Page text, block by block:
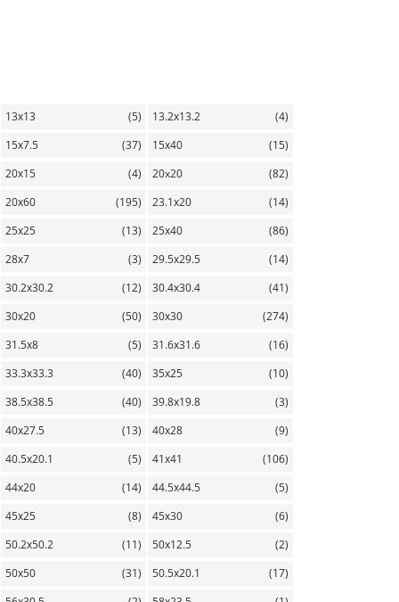
13х13 (5) 13.2х13.2
(4)
15х7.5 (37) 15х40
(15)
20х15 (4) 20x20
(82)
20х60 (195) 23.1х20
(14)
25х25 (13) 25х40
(86)
28х7 (3) 29.5х29.5
(14)
30.2х30.2 (12) 30.4х30.4
(41)
30х20 (50) 30х30
(274)
31.5х8 (5) 31.6х31.6
(16)
33.3х33.3 (40) 35х25
(10)
38.5х38.5 (40) 39.8х19.8
(3)
40х27.5 (13) 40х28
(9)
40.5х20.1 (5) 41х41
(106)
44х20 (14) 44.5х44.5
(5)
45х25 (8) 45х30
(6)
50.2х50.2 (11) 50х12.5
(2)
50х50 (31) 50.5х20.1
(17)